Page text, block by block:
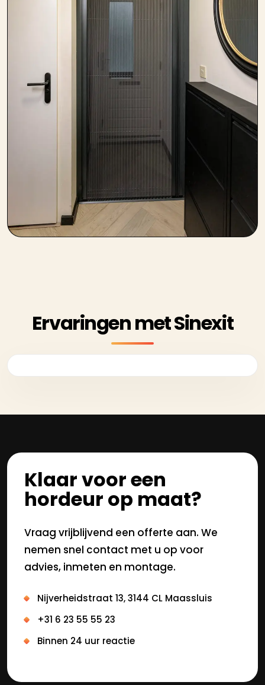
Ervaringen met Sinexit
Klaar voor een
hordeur op maat?
Vraag vrijblijvend een offerte aan. We
nemen snel contact met u op voor
advies, inmeten en montage.
Nijverheidstraat 13, 3144 CL Maassluis
+31 6 23 55 55 23
Binnen 24 uur reactie